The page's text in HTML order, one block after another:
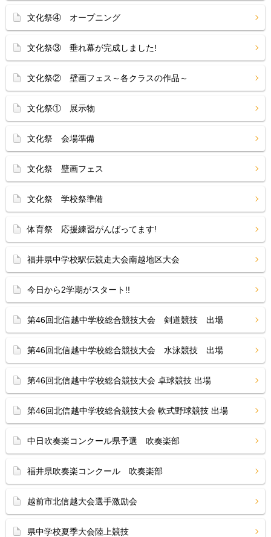
文化祭④ オープニング
文化祭③ 垂れ幕が完成しました!
文化祭② 壁画フェス～各クラスの作品～
文化祭① 展示物
文化祭 会場準備
文化祭 壁画フェス
文化祭 学校祭準備
体育祭 応援練習がんばってます!
福井県中学校駅伝競走大会南越地区大会
今日から2学期がスタート!!
第46回北信越中学校総合競技大会 剣道競技 出場
第46回北信越中学校総合競技大会 水泳競技 出場
第46回北信越中学校総合競技大会 卓球競技 出場
第46回北信越中学校総合競技大会 軟式野球競技 出場
中日吹奏楽コンクール県予選 吹奏楽部
福井県吹奏楽コンクール 吹奏楽部
越前市北信越大会選手激励会
県中学校夏季大会陸上競技